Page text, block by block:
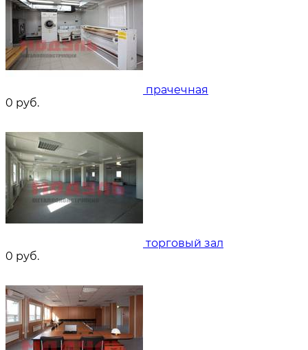
прачечная
0 руб.
торговый зал
0 руб.